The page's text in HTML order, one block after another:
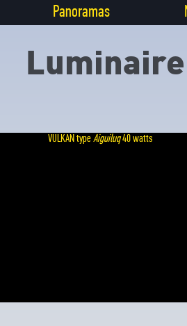
Panoramas
VULKAN typeAiguiluq40 watts